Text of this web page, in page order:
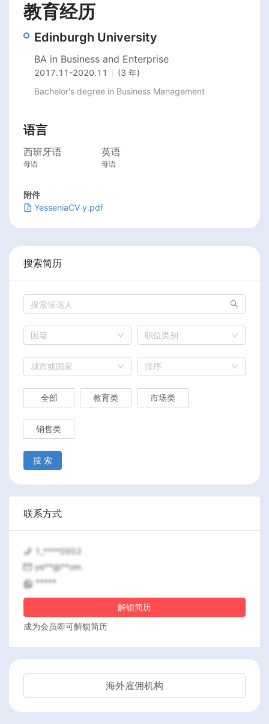
教育经历
Edinburgh University
BA in Business and Enterprise
2017.11 -2020.11
(3 年)
Bachelor's degree in Business Management
语言
西班牙语
母语
英语
母语
附件
YesseniaCV y.pdf
搜索简历
国籍 职位类别
城市或国家 排序
全部 教育类 市场类
销售类
搜 索
联系方式
1_****0952
ye**@**om
*****
解锁简历
成为会员即可解锁简历
海外雇佣机构